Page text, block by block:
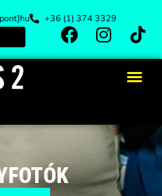
+36 (1) 374 3329